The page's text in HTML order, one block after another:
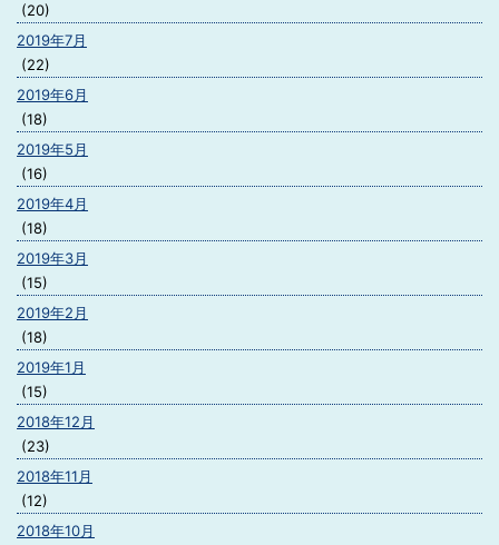
(20)
2019年7月
(22)
2019年6月
(18)
2019年5月
(16)
2019年4月
(18)
2019年3月
(15)
2019年2月
(18)
2019年1月
(15)
2018年12月
(23)
2018年11月
(12)
2018年10月